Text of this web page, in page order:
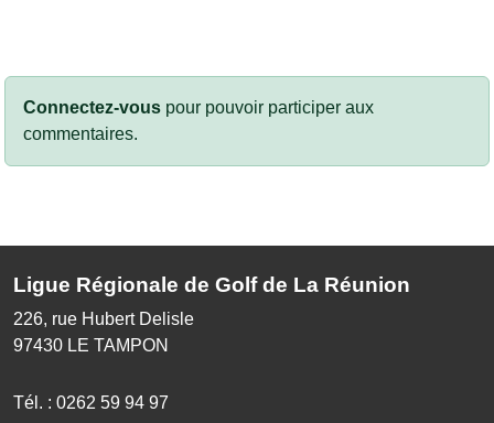
Connectez-vous pour pouvoir participer aux
commentaires.
Ligue Régionale de Golf de La Réunion
226, rue Hubert Delisle
97430 LE TAMPON
Tél. : 0262 59 94 97